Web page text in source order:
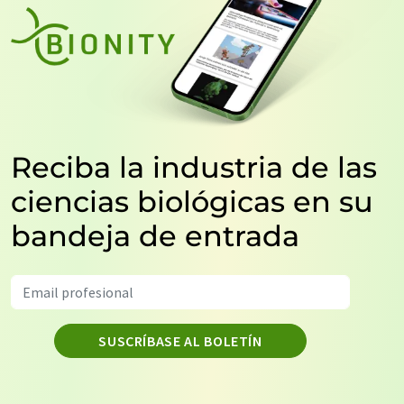
Reciba la industria de las
ciencias biológicas en su
bandeja de entrada
SUSCRÍBASE AL BOLETÍN